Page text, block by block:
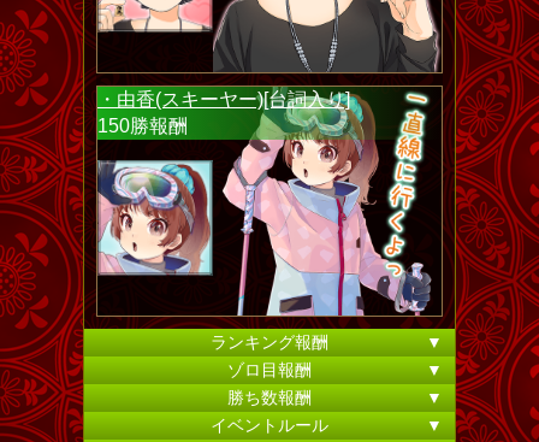
・由香(スキーヤー)[台詞入り]
150勝報酬
ランキング報酬
▼
ゾロ目報酬
▼
勝ち数報酬
▼
イベントルール
▼